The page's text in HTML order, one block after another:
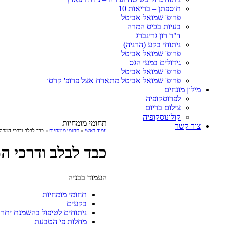
תוספתן – בריאות 10
פרופ' שמואל אביטל
בעיות בכיס המרה
ד"ר רון גרינברג
ניתוחי בקע (הרניה)
פרופ' שמואל אביטל
גידולים במעי הגס
פרופ' שמואל אביטל
פרופ' שמואל אביטל מתארח אצל פרופ' קרסו
מילון מונחים
לפרוסקופיה
צילום בריום
קולונוסקופיה
צור קשר
תחומי מומחיות
עמוד ראשי » תחומי מומחיות » כבד לבלב ודרכי המרה
כבד לבלב ודרכי
העמוד בבניה
תחומי מומחיות
בקעים
ניתוחים לטיפול בהשמנת יתר
מחלות פי הטבעת